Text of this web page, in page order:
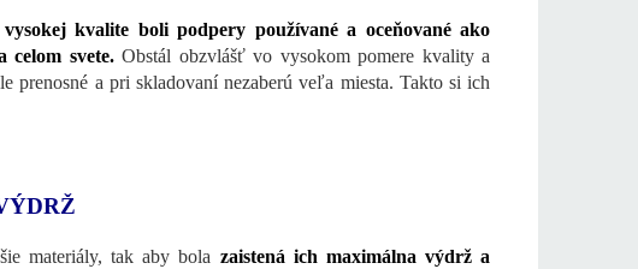
kvalite boli podpery používané a oceňované ako
celom svete. Obstál obzvlášť vo vysokom pomere kvality a
prenosné a pri skladovaní nezaberú veľa miesta. Takto si ich
materiály, tak aby bola zaistená ich maximálna výdrž a